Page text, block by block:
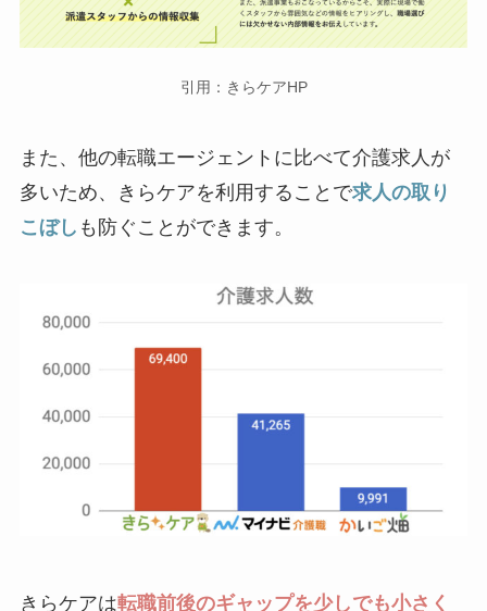
引用：きらケアHP
また、他の転職エージェントに比べて介護求人が
多いため、きらケアを利用することで求人の取り
こぼし も防ぐことができます。
きらケアは転職前後のギャップを少しでも小さく